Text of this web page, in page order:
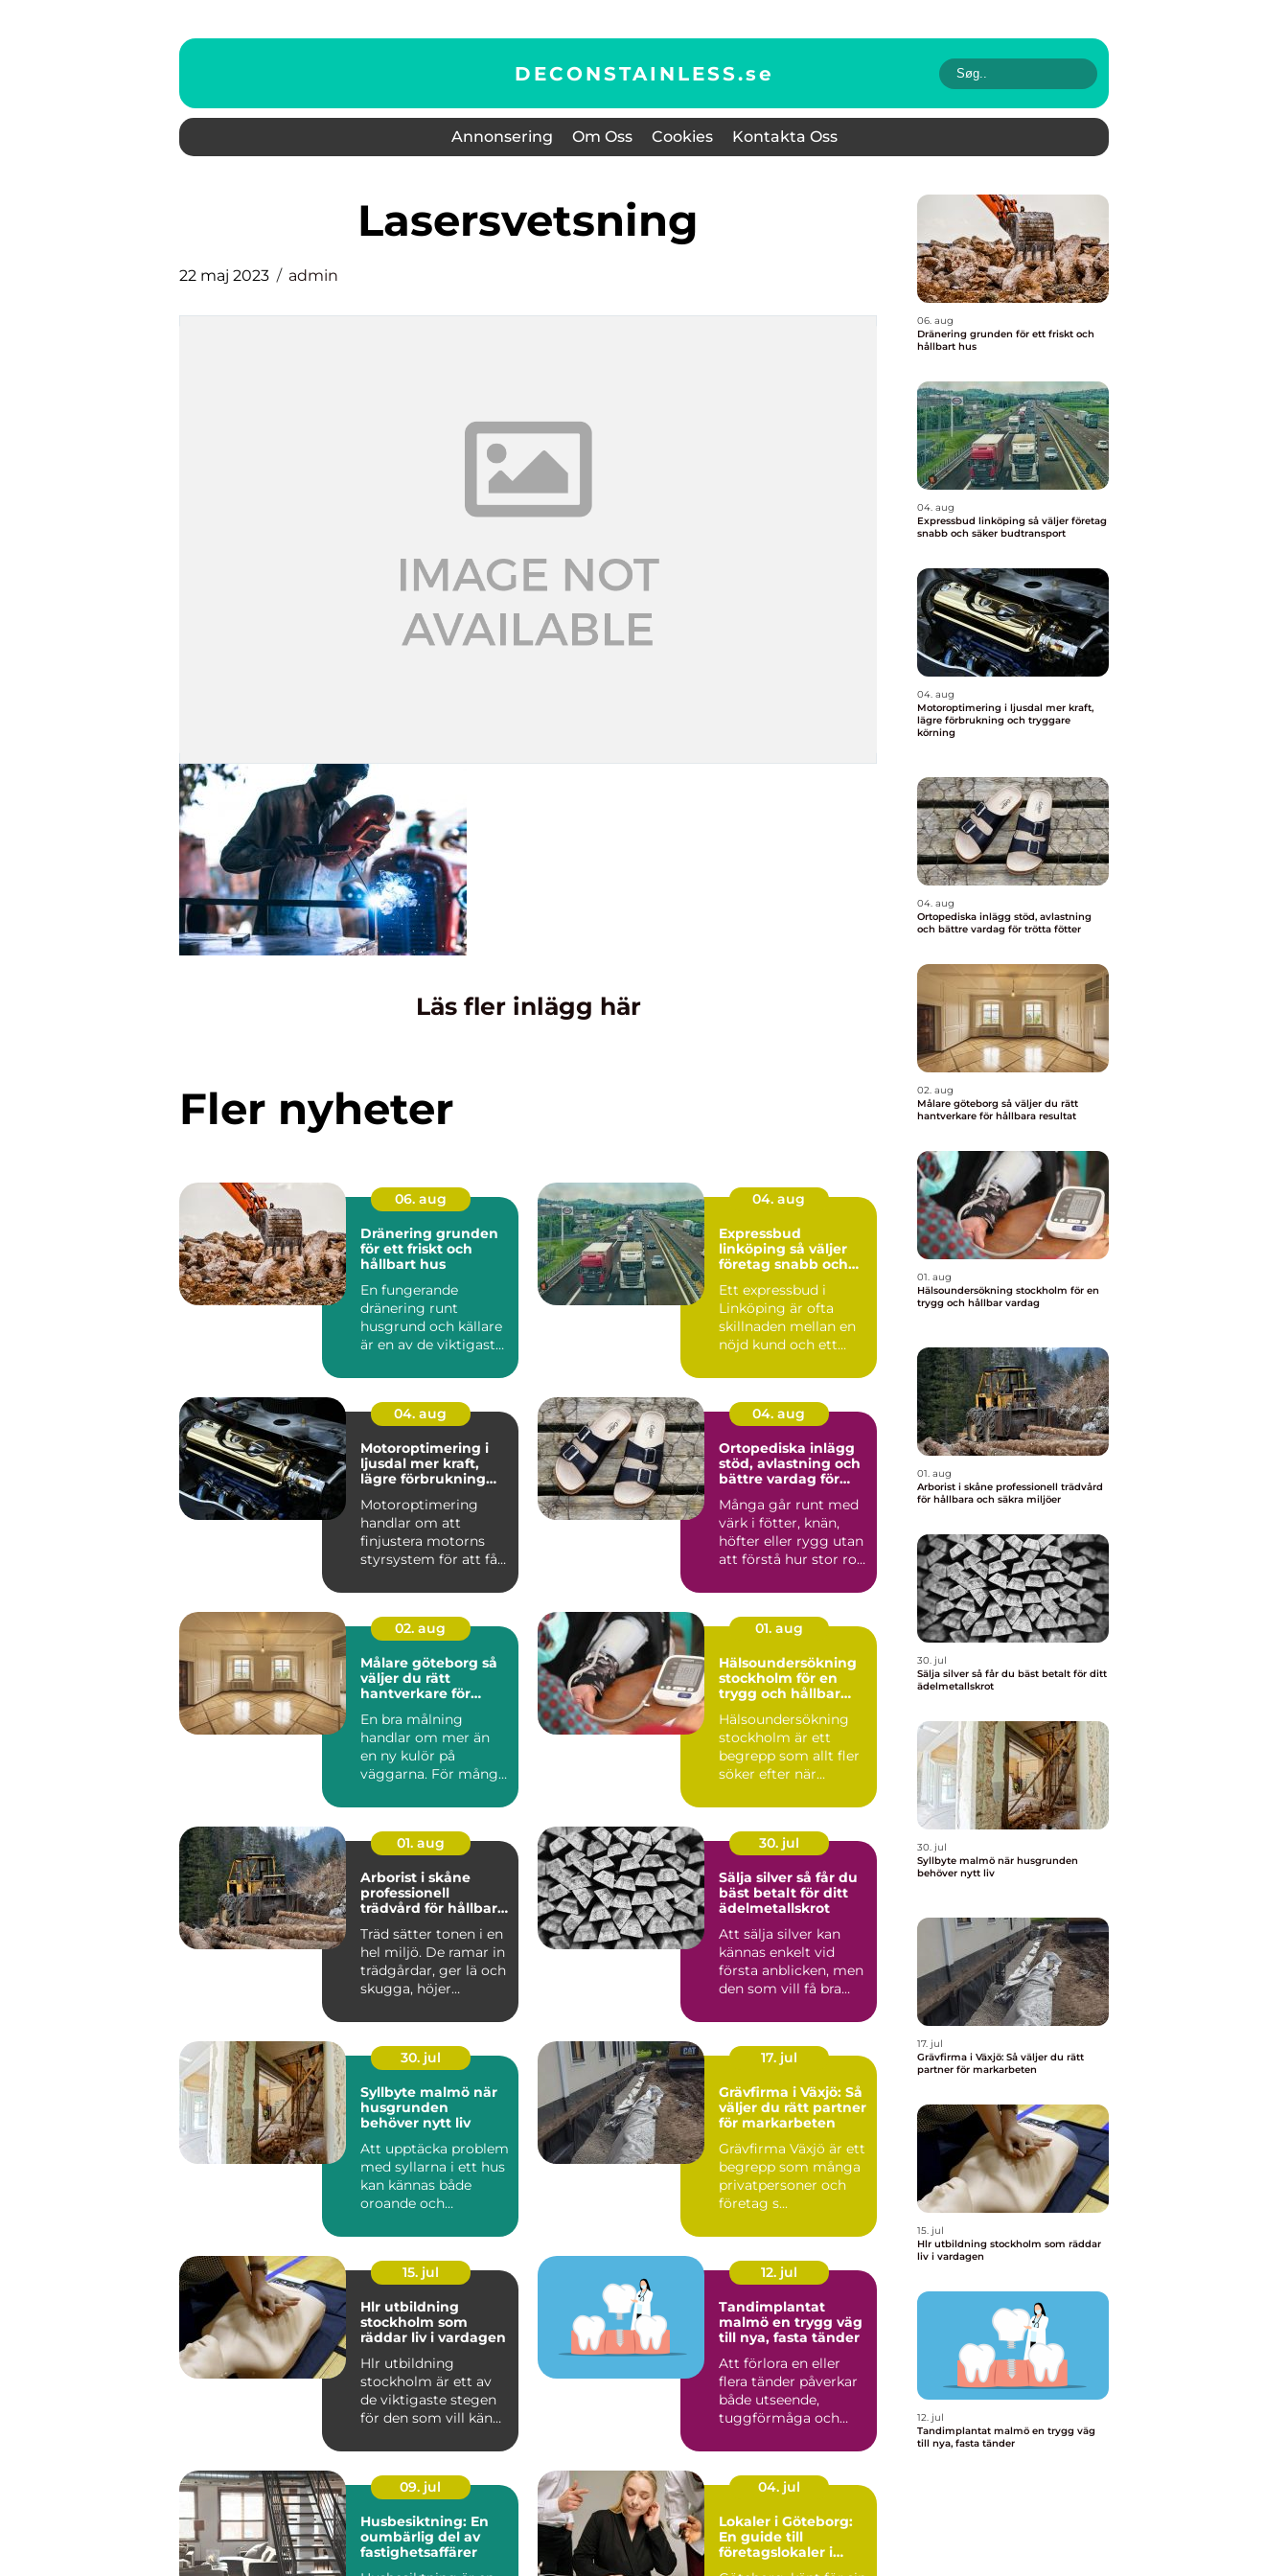
DECONSTAINLESS.se
Annonsering Om Oss Cookies Kontakta Oss
Lasersvetsning
22 maj 2023 admin
Läs fler inlägg här
Fler nyheter
06. aug
Dränering grunden
för ett friskt och
hållbart hus
En fungerande
dränering runt
husgrund och källare
är en av de viktigaste
ett s...
04. aug
Expressbud
linköping så väljer
företag snabb och
Ett expressbud i
Linköping är ofta
skillnaden mellan en
nöjd kund och ett
Många fö...
04. aug
Motoroptimering i
ljusdal mer kraft,
lägre förbrukning
körning
Motoroptimering
handlar om att
finjustera motorns
styrsystem för att få
redan ä...
04. aug
Ortopediska inlägg
stöd, avlastning och
bättre vardag för
Många går runt med
värk i fötter, knän,
höfter eller rygg utan
att förstå hur stor roll
02. aug
Målare göteborg så
väljer du rätt
hantverkare för
En bra målning
handlar om mer än
en ny kulör på
väggarna. För många
också ett s...
01. aug
Hälsoundersökning
stockholm för en
trygg och hållbar
Hälsoundersökning
stockholm är ett
begrepp som allt fler
söker efter när
krävande ...
01. aug
Arborist i skåne
professionell
trädvård för hållbara
Träd sätter tonen i en
hel miljö. De ramar in
trädgårdar, ger lä och
skugga, höjer
30. jul
Sälja silver så får du
bäst betalt för ditt
ädelmetallskrot
Att sälja silver kan
kännas enkelt vid
första anblicken, men
den som vill få bra
30. jul
Syllbyte malmö när
husgrunden
behöver nytt liv
Att upptäcka problem
med syllarna i ett hus
kan kännas både
oroande och
Många villaä...
17. jul
Grävfirma i Växjö: Så
väljer du rätt partner
för markarbeten
Grävfirma Växjö är ett
begrepp som många
privatpersoner och
företag s...
15. jul
Hlr utbildning
stockholm som
räddar liv i vardagen
Hlr utbildning
stockholm är ett av
de viktigaste stegen
för den som vill känna
d...
12. jul
Tandimplantat
malmö en trygg väg
till nya, fasta tänder
Att förlora en eller
flera tänder påverkar
både utseende,
tuggförmåga och
drar si...
09. jul
Husbesiktning: En
oumbärlig del av
fastighetsaffärer
04. jul
Lokaler i Göteborg:
En guide till
företagslokaler i
06. aug
Dränering grunden för ett friskt och
hållbart hus
04. aug
Expressbud linköping så väljer företag
snabb och säker budtransport
04. aug
Motoroptimering i ljusdal mer kraft,
lägre förbrukning och tryggare
körning
04. aug
Ortopediska inlägg stöd, avlastning
och bättre vardag för trötta fötter
02. aug
Målare göteborg så väljer du rätt
hantverkare för hållbara resultat
01. aug
Hälsoundersökning stockholm för en
trygg och hållbar vardag
01. aug
Arborist i skåne professionell trädvård
för hållbara och säkra miljöer
30. jul
Sälja silver så får du bäst betalt för ditt
ädelmetallskrot
30. jul
Syllbyte malmö när husgrunden
behöver nytt liv
17. jul
Grävfirma i Växjö: Så väljer du rätt
partner för markarbeten
15. jul
Hlr utbildning stockholm som räddar
liv i vardagen
12. jul
Tandimplantat malmö en trygg väg
till nya, fasta tänder